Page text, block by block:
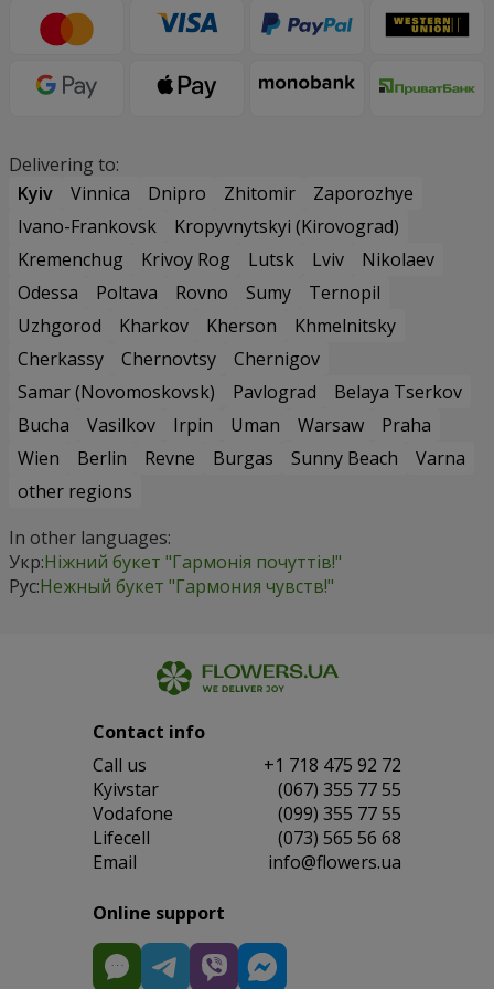
Delivering to:
Kyiv
Vinnica Dnipro Zhitomir
Zaporozhye
Ivano-Frankovsk
Kropyvnytskyi (Kirovograd)
Kremenchug
Krivoy Rog Lutsk Lviv
Nikolaev
Odessa
Poltava Rovno Sumy
Ternopil
Uzhgorod
Kharkov Kherson
Khmelnitsky
Cherkassy
Chernovtsy
Chernigov
Samar (Novomoskovsk)
Pavlograd
Belaya Tserkov
Bucha
Vasilkov Irpin Uman Warsaw
Praha
Wien
Berlin Revne Burgas Sunny Beach
Varna
other regions
In other languages:
Укр:Ніжний букет "Гармонія почуттів!"
Рус:Нежный букет "Гармония чувств!"
Contact info
Сall us
+1 718 475 92 72
Kyivstar
(067) 355 77 55
Vodafone
(099) 355 77 55
Lifecell
(073) 565 56 68
Email
info@flowers.ua
Online support